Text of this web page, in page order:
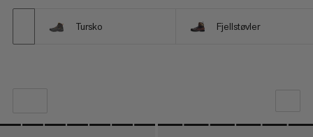
Tursko Fjellstøvler
VÅR ANBEFALING